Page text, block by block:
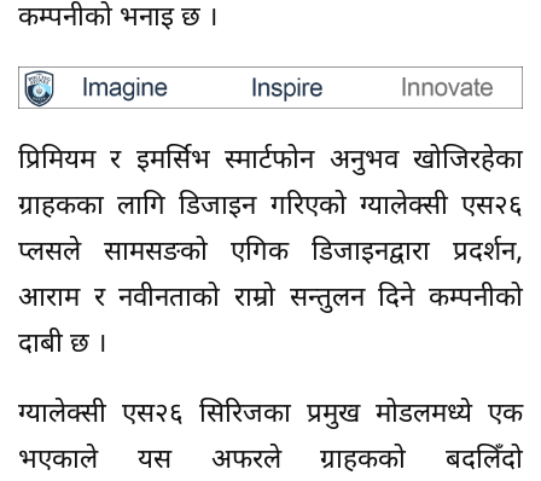
कम्पनीको भनाइ छ ।
प्रिमियम र इमर्सिभ स्मार्टफोन अनुभव खोजिरहेका
ग्राहकका लागि डिजाइन गरिएको ग्यालेक्सी एस२६
प्लसले सामसङको एगिक डिजाइनद्वारा प्रदर्शन,
आराम र नवीनताको राम्रो सन्तुलन दिने कम्पनीको
दाबी छ ।
ग्यालेक्सी एस२६ सिरिजका प्रमुख मोडलमध्ये एक
भएकाले यस अफरले ग्राहकको बदलिँदो